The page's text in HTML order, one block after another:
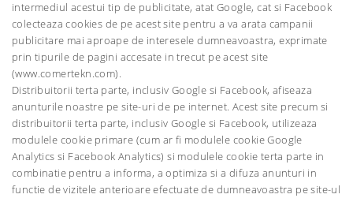
intermediul acestui tip de publicitate, atat Google, cat si Facebook
colecteaza cookies de pe acest site pentru a va arata campanii
publicitare mai aproape de interesele dumneavoastra, exprimate
prin tipurile de pagini accesate in trecut pe acest site
(www.comertekn.com).
Distribuitorii terta parte, inclusiv Google si Facebook, afiseaza
anunturile noastre pe site-uri de pe internet. Acest site precum si
distribuitorii terta parte, inclusiv Google si Facebook, utilizeaza
modulele cookie primare (cum ar fi modulele cookie Google
Analytics si Facebook Analytics) si modulele cookie terta parte in
combinatie pentru a informa, a optimiza si a difuza anunturi in
functie de vizitele anterioare efectuate de dumneavoastra pe site-ul